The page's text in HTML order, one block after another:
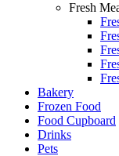
Fresh
Bakery
Frozen Food
Food Cupboard
Drinks
Pets